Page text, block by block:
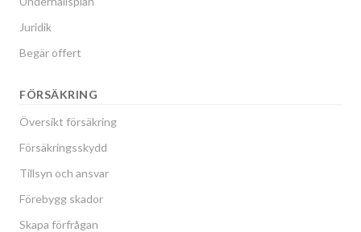
Juridik
Begär offert
FÖRSÄKRING
Översikt försäkring
Försäkringsskydd
Tillsyn och ansvar
Förebygg skador
Skapa förfrågan